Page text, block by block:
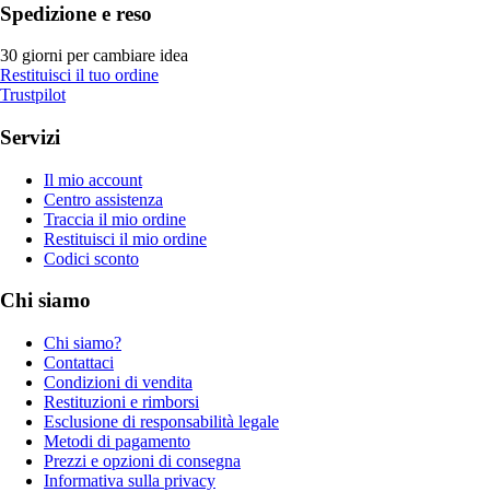
Spedizione e reso
30 giorni per cambiare idea
Restituisci il tuo ordine
Trustpilot
Servizi
Il mio account
Centro assistenza
Traccia il mio ordine
Restituisci il mio ordine
Codici sconto
Chi siamo
Chi siamo?
Contattaci
Condizioni di vendita
Restituzioni e rimborsi
Esclusione di responsabilità legale
Metodi di pagamento
Prezzi e opzioni di consegna
Informativa sulla privacy